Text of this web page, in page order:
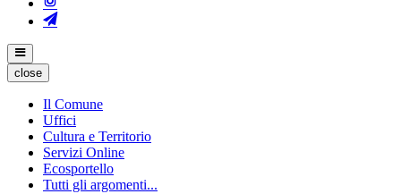
close
Il Comune
Uffici
Cultura e Territorio
Servizi Online
Ecosportello
Tutti gli argomenti...